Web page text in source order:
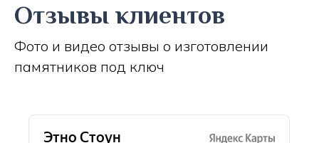
Отзывы клиентов
Фото и видео отзывы о изготовлении
памятников под ключ